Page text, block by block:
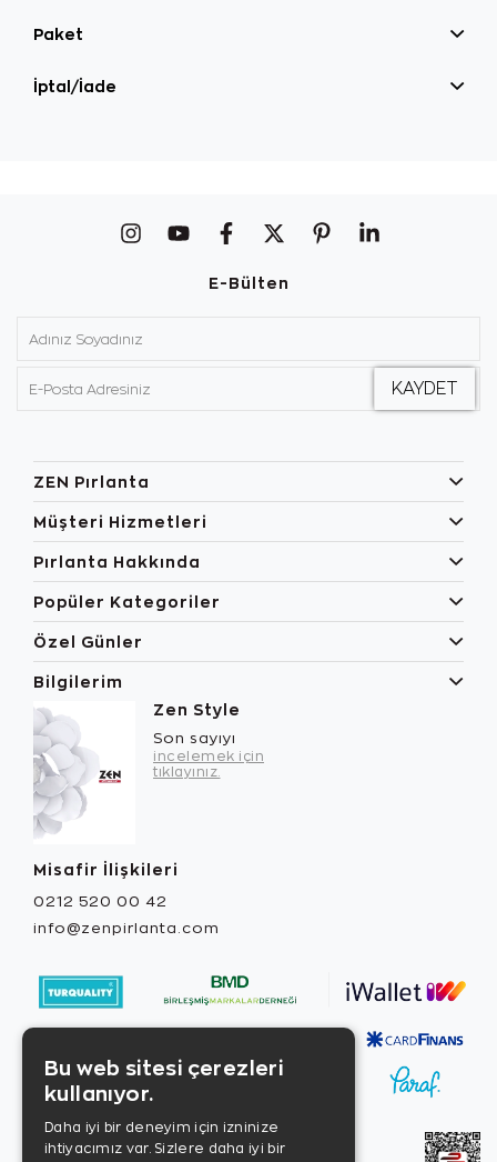
Paket
İptal/İade
E-Bülten
ZEN Pırlanta
Müşteri Hizmetleri
Pırlanta Hakkında
Popüler Kategoriler
Özel Günler
Bilgilerim
Zen Style
Son sayıyı
incelemek için
tıklayınız.
Misafir İlişkileri
0212 520 00 42
info@zenpirlanta.com
Bu web sitesi çerezleri
kullanıyor.
Daha iyi bir deneyim için izninize
ihtiyacımız var. Sizlere daha iyi bir